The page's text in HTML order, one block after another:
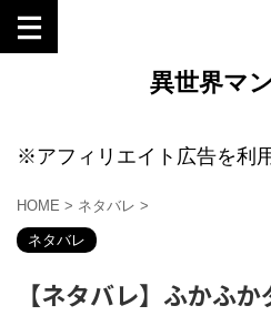
異世界マ
※アフィリエイト広告を利
HOME > ネタバレ >
ネタバレ
【ネタバレ】ふかふ